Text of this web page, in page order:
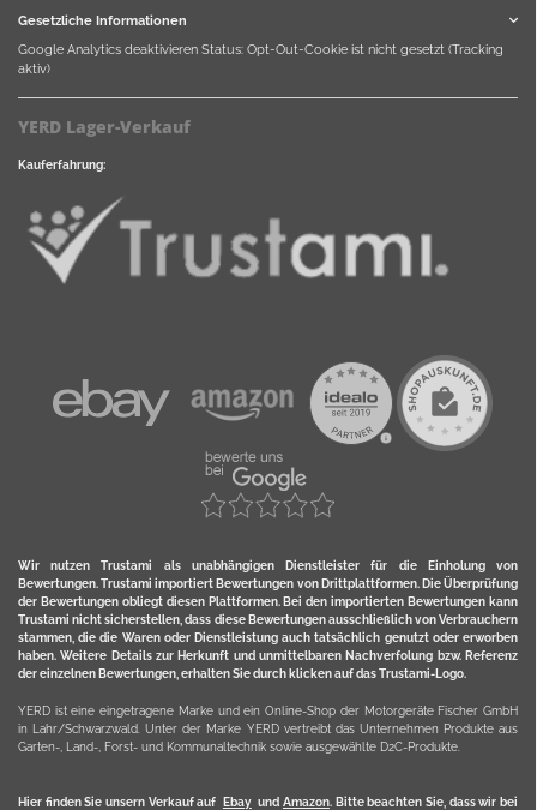
Gesetzliche Informationen
Google Analytics deaktivieren Status: Opt-Out-Cookie ist nicht gesetzt (Tracking
aktiv)
YERD Lager-Verkauf
Kauferfahrung:
Wir nutzen Trustami als unabhängigen Dienstleister für die Einholung von
Bewertungen. Trustami importiert Bewertungen von Drittplattformen. Die Überprüfung
der Bewertungen obliegt diesen Plattformen. Bei den importierten Bewertungen kann
Trustami nicht sicherstellen, dass diese Bewertungen ausschließlich von Verbrauchern
stammen, die die Waren oder Dienstleistung auch tatsächlich genutzt oder erworben
haben. Weitere Details zur Herkunft und unmittelbaren Nachverfolung bzw. Referenz
der einzelnen Bewertungen, erhalten Sie durch klicken auf das Trustami-Logo.
YERD ist eine eingetragene Marke und ein Online-Shop der Motorgeräte Fischer GmbH
in Lahr/Schwarzwald. Unter der Marke YERD vertreibt das Unternehmen Produkte aus
Garten-, Land-, Forst- und Kommunaltechnik sowie ausgewählte D2C-Produkte.
Hier finden Sie unsern Verkauf auf Ebayund Amazon. Bitte beachten Sie, dass wir bei